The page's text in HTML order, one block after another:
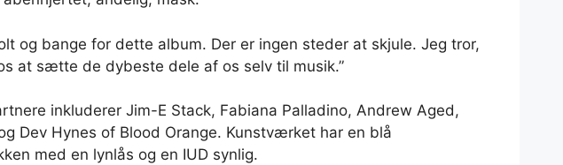
og bange for dette album. Der er ingen steder at skjule. Jeg tror,
at sætte de dybeste dele af os selv til musik.”
inkluderer Jim-E Stack, Fabiana Palladino, Andrew Aged,
Dev Hynes of Blood Orange. Kunstværket har en blå
med en lynlås og en IUD synlig.